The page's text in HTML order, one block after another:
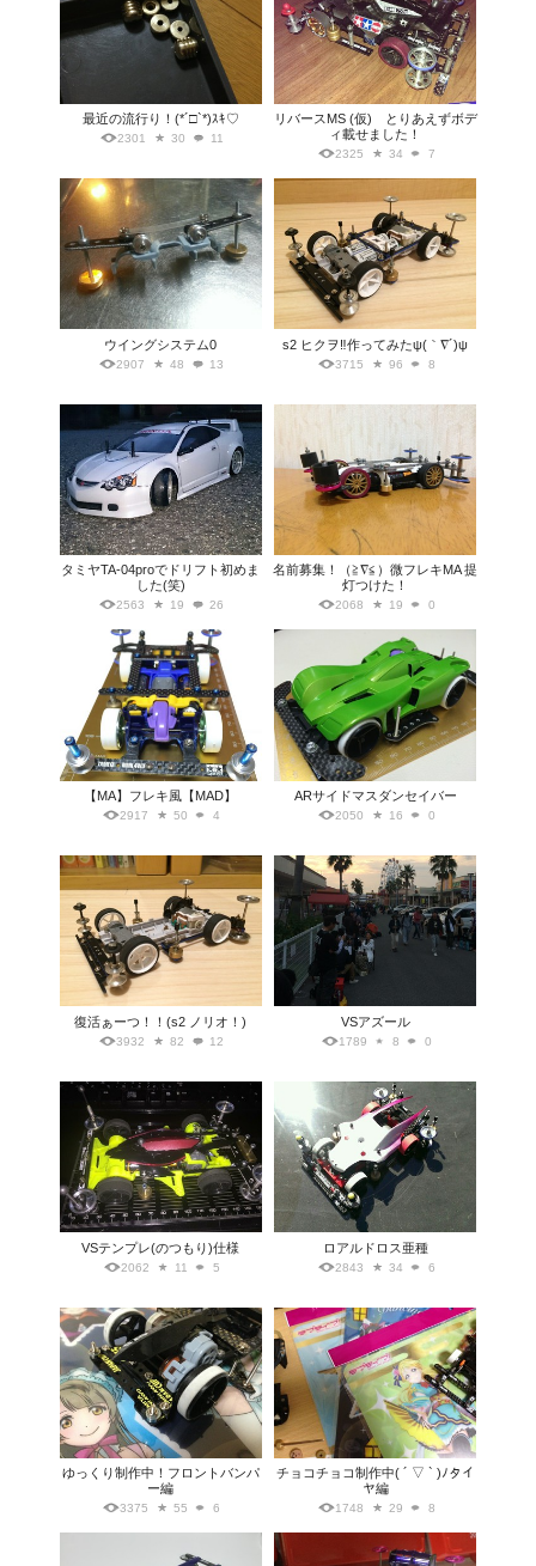
最近の流行り！(*´□`*)ｽｷ♡
2301 30 11
リバースMS (仮) とりあえずボデ
ィ載せました！
2325 34 7
ウイングシステム0
2907 48 13
s2 ヒクヲ‼︎作ってみたψ(｀∇´)ψ
3715 96 8
タミヤTA-04proでドリフト初めま
した(笑)
2563 19 26
名前募集！（≧∇≦）微フレキMA 提
灯つけた！
2068 19 0
【MA】フレキ風【MAD】
2917 50 4
ARサイドマスダンセイバー
2050 16 0
復活ぁーつ！！(s2 ノリオ！)
3932 82 12
VSアズール
1789 8 0
VSテンプレ(のつもり)仕様
2062 11 5
ロアルドロス亜種
2843 34 6
ゆっくり制作中！フロントバンパ
ー編
3375 55 6
チョコチョコ制作中( ´ ▽ ` )ﾉタイ
ヤ編
1748 29 8